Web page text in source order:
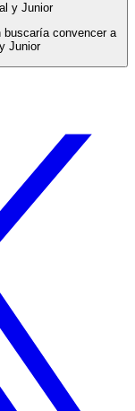
buscaría convencer a
Junior